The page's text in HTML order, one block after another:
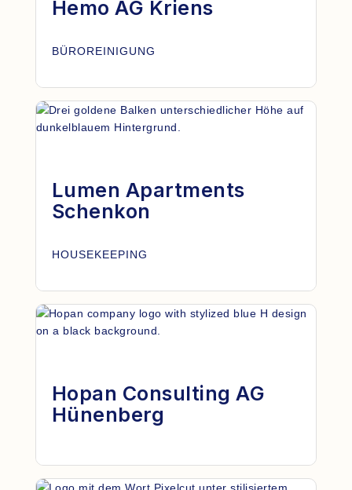
Hemo AG Kriens
BÜROREINIGUNG
Lumen Apartments
Schenkon
HOUSEKEEPING
Hopan Consulting AG
Hünenberg